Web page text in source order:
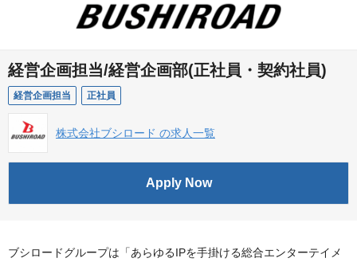
経営企画担当/経営企画部(正社員・契約社員)
経営企画担当 正社員
株式会社ブシロード の求人一覧
Apply Now
ブシロードグループは「あらゆるIPを手掛ける総合エンターテイメ